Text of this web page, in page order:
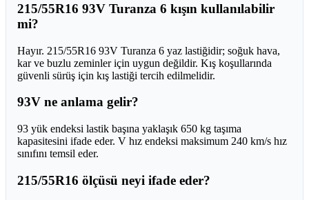
215/55R16 93V Turanza 6 kışın kullanılabilir
mi?
Hayır. 215/55R16 93V Turanza 6 yaz lastiğidir; soğuk hava,
kar ve buzlu zeminler için uygun değildir. Kış koşullarında
güvenli sürüş için kış lastiği tercih edilmelidir.
93V ne anlama gelir?
93 yük endeksi lastik başına yaklaşık 650 kg taşıma
kapasitesini ifade eder. V hız endeksi maksimum 240 km/s hız
sınıfını temsil eder.
215/55R16 ölçüsü neyi ifade eder?